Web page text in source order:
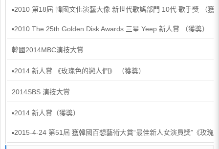
▪2010 第18屆 韓國文化演藝大像 新世代歌謠部門 10代 歌手獎 （獲
▪2010 The 25th Golden Disk Awards 三星 Yeep 新人賞 （獲獎）
韓國2014MBC演技大賞
▪2014 新人賞 《玫瑰色的戀人們》 （獲獎）
2014SBS 演技大賞
▪2014 新人賞（獲獎）
▪2015-4-24 第51屆 獲韓國百想藝術大賞“最佳新人女演員獎”《玫瑰